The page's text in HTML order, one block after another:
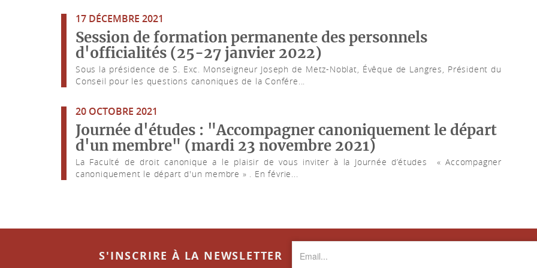
17 DÉCEMBRE 2021
Session de formation permanente des personnels
d'officialités (25-27 janvier 2022)
Sous la présidence de S. Exc. Monseigneur Joseph de Metz-Noblat, Évêque de Langres, Président du
Conseil pour les questions canoniques de la Confére...
20 OCTOBRE 2021
Journée d'études : "Accompagner canoniquement le départ
d'un membre" (mardi 23 novembre 2021)
La Faculté de droit canonique a le plaisir de vous inviter à la Journée d’études « Accompagner
canoniquement le départ d'un membre » . En févrie...
S'INSCRIRE À LA NEWSLETTER